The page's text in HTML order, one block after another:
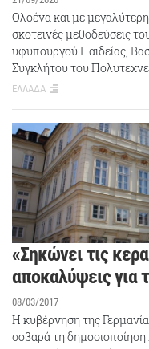
Ολοένα και με
σκοτεινές μεθοδεύσεις
υφυπουργού Παιδείας,
Συγκλήτου του
ΕΛΛΑΔΑ
«Σηκώνει τις
αποκαλύψεις για
08/03/2017
Η κυβέρνηση της
σοβαρά τη